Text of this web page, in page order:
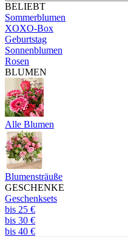
BELIEBT
Sommerblumen
XOXO-Box
Geburtstag
Sonnenblumen
Rosen
BLUMEN
Alle Blumen
Blumensträuße
GESCHENKE
Geschenksets
bis 25 €
bis 30 €
bis 40 €